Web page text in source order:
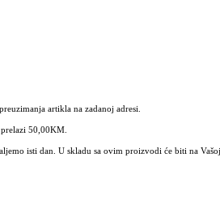
artikla na zadanoj adresi.
50,00KM.
isti dan. U skladu sa ovim proizvodi će biti na